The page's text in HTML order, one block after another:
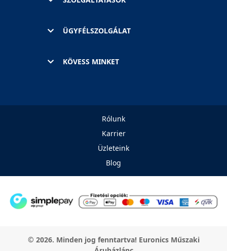
ÜGYFÉLSZOLGÁLAT
KÖVESS MINKET
Rólunk
Karrier
Üzleteink
Blog
© 2026. Minden jog fenntartva! Euronics Műszaki